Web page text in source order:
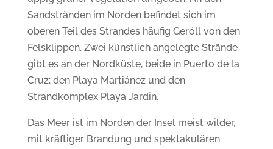
Sandstränden im Norden befindet sich im
oberen Teil des Strandes häufig Geröll von den
Felsklippen. Zwei künstlich angelegte Strände
gibt es an der Nordküste, beide in Puerto de la
Cruz: den Playa Martiánez und den
Strandkomplex Playa Jardin.
Das Meer ist im Norden der Insel meist wilder,
mit kräftiger Brandung und spektakulären